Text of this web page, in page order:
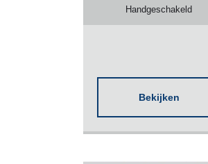
Handgeschakeld
Bekijken